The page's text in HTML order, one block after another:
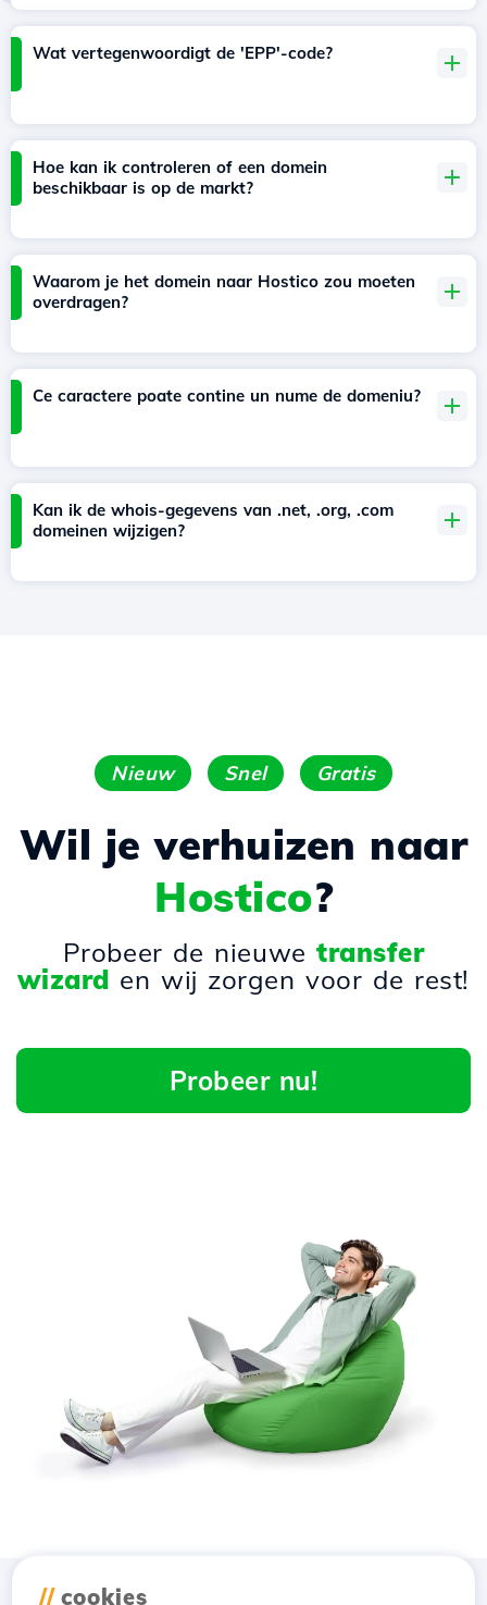
Wat vertegenwoordigt de 'EPP'-code?
Hoe kan ik controleren of een domein
beschikbaar is op de markt?
Waarom je het domein naar Hostico zou moeten
overdragen?
Ce caractere poate contine un nume de domeniu?
Kan ik de whois-gegevens van .net, .org, .com
domeinen wijzigen?
Nieuw Snel Gratis
Wil je verhuizen naar
Hostico?
Probeer de nieuwetransfer
wizard en wij zorgen voor de rest!
Probeer nu!
// cookies